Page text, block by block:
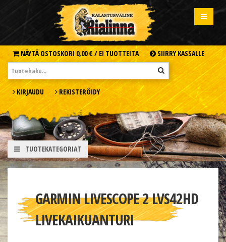
NÄYTÄ OSTOSKORI 0,00 € / EI TUOTTEITA SIIRRY KASSALLE
KIRJAUDU REKISTERÖIDY
TUOTEKATEGORIAT
GARMIN LIVESCOPE 2 LVS42HD
LIVEKAIKUANTURI